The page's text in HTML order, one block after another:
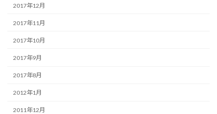
2017年12月
2017年11月
2017年10月
2017年9月
2017年8月
2012年1月
2011年12月